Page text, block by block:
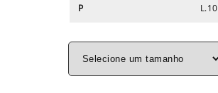
P